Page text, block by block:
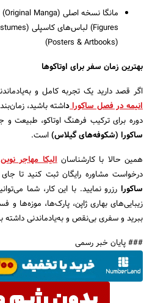
(Posters & Artbooks)
بهترین زمان سفر برای اوتاکوها
اگر قصد دارید یک تجربه کامل و
انیمه در فصل ساکوراداشته باشید،
دوره برای ترکیب فرهنگ اوتاکو، طبیعت و
ساکورا (شکوفه‌های گیلاس)است.
همین حالا با کارشناسان الیکا مهاجر نوین
درخواست مشاوره رایگان ثبت کنید تا
ساکورا رزرو نمایید. با این کار، شما
زیبایی‌های بهاری ژاپن، پارک‌ها، موزه‌ها و
ببرید و سفری بی‌نقص و به‌یادماندنی داشته
### پایان خبر رسمی